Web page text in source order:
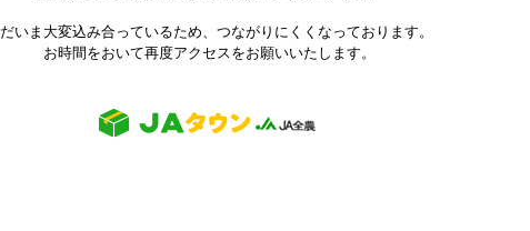
いま大変込み合っているため、つながりにくくなっております。
お時間をおいて再度アクセスをお願いいたします。